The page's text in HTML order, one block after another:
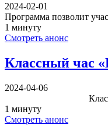
2024-02-01
Программа позволит
1 минуту
Смотреть анонс
Классный час
2024-04-06
Классный час
1 минуту
Смотреть анонс